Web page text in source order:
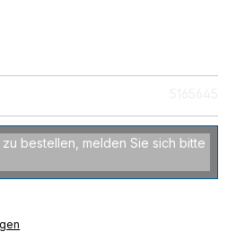
bestellen, melden Sie sich bitte